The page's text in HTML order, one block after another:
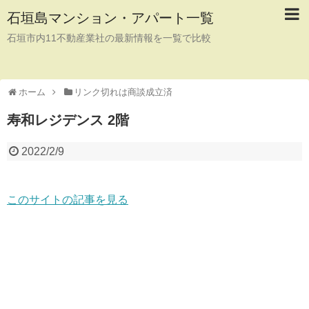
石垣島マンション・アパート一覧
石垣市内11不動産業社の最新情報を一覧で比較
ホーム リンク切れは商談成立済
寿和レジデンス 2階
2022/2/9
このサイトの記事を見る